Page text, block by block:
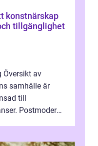
konstnärskap
tillgänglighet
Översikt av
samhälle är
till
Postmodern